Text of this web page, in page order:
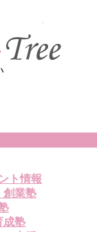
ト情報
創業塾
成塾